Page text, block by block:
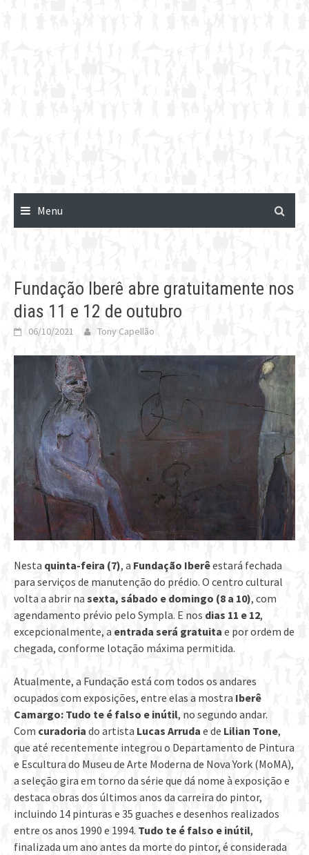
Menu
Fundação Iberê abre gratuitamente nos
dias 11 e 12 de outubro
06/10/2021 Tony Capellão
Nesta quinta-feira (7), a Fundação Iberêestará fechada
para serviços de manutenção do prédio. O centro cultural
volta a abrir na sexta, sábado e domingo (8 a 10), com
agendamento prévio pelo Sympla. E nos dias 11 e 12,
excepcionalmente, a entrada será gratuita e por ordem de
chegada, conforme lotação máxima permitida.
Atualmente, a Fundação está com todos os andares
ocupados com exposições, entre elas a mostra Iberê
Camargo: Tudo te é falso e inútil, no segundo andar.
Com curadoria do artista Lucas Arruda e de Lilian Tone,
que até recentemente integrou o Departamento de Pintura
e Escultura do Museu de Arte Moderna de Nova York (MoMA),
a seleção gira em torno da série que dá nome à exposição e
destaca obras dos últimos anos da carreira do pintor,
incluindo 14 pinturas e 35 guaches e desenhos realizados
entre os anos 1990 e 1994. Tudo te é falso e inútil,
finalizada um ano antes da morte do pintor, é considerada